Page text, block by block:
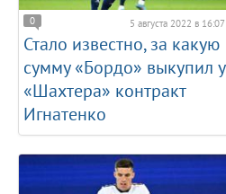
0 5 августа 2022 в 16:07
Стало известно, за какую
сумму «Бордо» выкупил у
«Шахтера» контракт
Игнатенко